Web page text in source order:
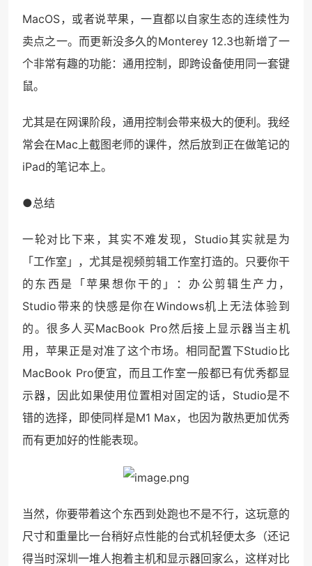
MacOS，或者说苹果，一直都以自家生态的连续性为
卖点之一。而更新没多久的Monterey 12.3也新增了一
个非常有趣的功能：通用控制，即跨设备使用同一套键
鼠。
尤其是在网课阶段，通用控制会带来极大的便利。我经
常会在Mac上截图老师的课件，然后放到正在做笔记的
iPad的笔记本上。
●总结
一轮对比下来，其实不难发现，Studio其实就是为
「工作室」，尤其是视频剪辑工作室打造的。只要你干
的东西是「苹果想你干的」：办公剪辑生产力，
Studio带来的快感是你在Windows机上无法体验到
的。很多人买MacBook Pro然后接上显示器当主机
用，苹果正是对准了这个市场。相同配置下Studio比
MacBook Pro便宜，而且工作室一般都已有优秀都显
示器，因此如果使用位置相对固定的话，Studio是不
错的选择，即使同样是M1 Max，也因为散热更加优秀
而有更加好的性能表现。
当然，你要带着这个东西到处跑也不是不行，这玩意的
尺寸和重量比一台稍好点性能的台式机轻便太多（还记
得当时深圳一堆人抱着主机和显示器回家么，这样对比